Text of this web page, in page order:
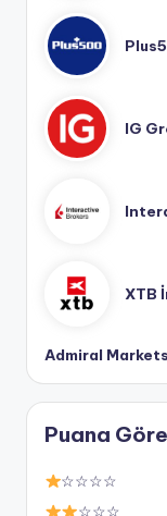
IG
XTB
Admiral
Puana
☆☆☆☆
☆☆☆